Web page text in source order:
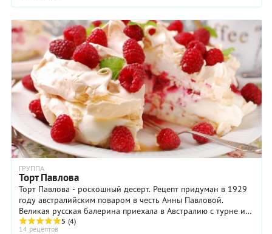
ГРУППА
Торт Павлова
Торт Павлова - роскошный десерт. Рецепт придуман в 1929
году австралийским поваром в честь Анны Павловой.
Великая русская балерина приехала в Австралию с турне и
произвела фурор на сцене местного ...
5 (4)
14 рецептов